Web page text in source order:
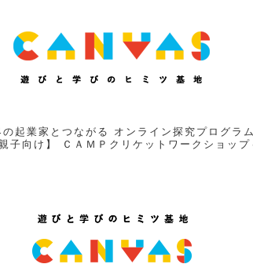
の起業家とつながる オンライン探究プロ
向け】 ＣＡＭＰクリケットワークショッ